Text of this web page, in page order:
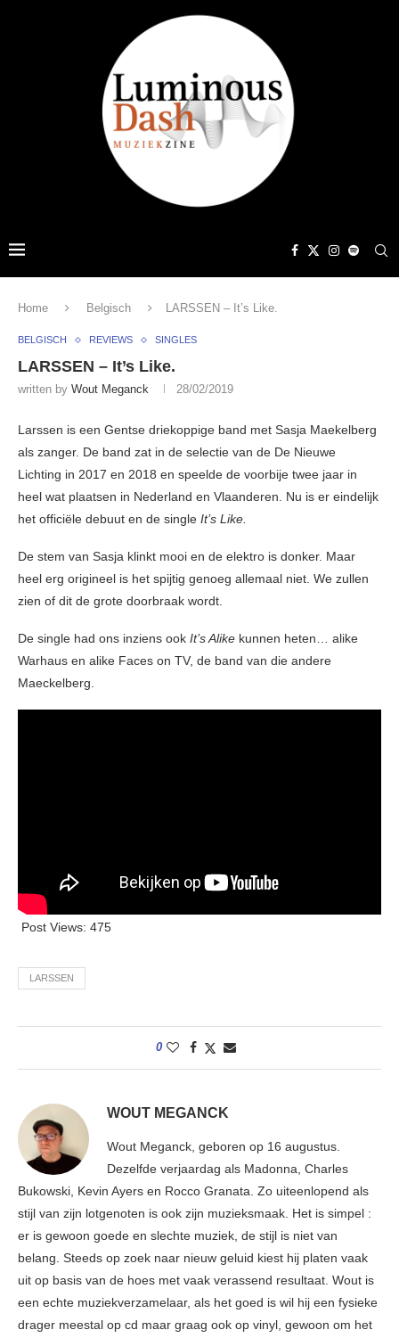
Home Belgisch LARSSEN – It’s Like.
BELGISCH REVIEWS SINGLES
LARSSEN – It’s Like.
written by Wout Meganck 28/02/2019
Larssen is een Gentse driekoppige band met Sasja Maekelberg
als zanger. De band zat in de selectie van de De Nieuwe
Lichting in 2017 en 2018 en speelde de voorbije twee jaar in
heel wat plaatsen in Nederland en Vlaanderen. Nu is er eindelijk
het officiële debuut en de single It’s Like.
De stem van Sasja klinkt mooi en de elektro is donker. Maar
heel erg origineel is het spijtig genoeg allemaal niet. We zullen
zien of dit de grote doorbraak wordt.
De single had ons inziens ook It’s Alike kunnen heten… alike
Warhaus en alike Faces on TV, de band van die andere
Maeckelberg.
Post Views: 475
LARSSEN
0
WOUT MEGANCK
Wout Meganck, geboren op 16 augustus.
Dezelfde verjaardag als Madonna, Charles
Bukowski, Kevin Ayers en Rocco Granata. Zo uiteenlopend als
stijl van zijn lotgenoten is ook zijn muzieksmaak. Het is simpel :
er is gewoon goede en slechte muziek, de stijl is niet van
belang. Steeds op zoek naar nieuw geluid kiest hij platen vaak
uit op basis van de hoes met vaak verassend resultaat. Wout is
een echte muziekverzamelaar, als het goed is wil hij een fysieke
drager meestal op cd maar graag ook op vinyl, gewoon om het